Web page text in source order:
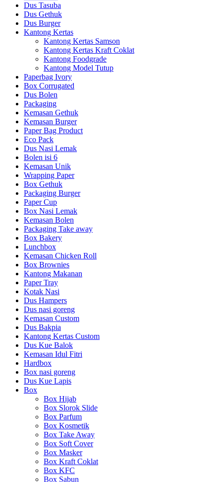
Dus Tasuba
Dus Gethuk
Dus Burger
Kantong Kertas
Kantong Kertas Samson
Kantong Kertas Kraft Coklat
Kantong Foodgrade
Kantong Model Tutup
Paperbag Ivory
Box Corrugated
Dus Bolen
Packaging
Kemasan Gethuk
Kemasan Burger
Paper Bag Product
Eco Pack
Dus Nasi Lemak
Bolen isi 6
Kemasan Unik
Wrapping Paper
Box Gethuk
Packaging Burger
Paper Cup
Box Nasi Lemak
Kemasan Bolen
Packaging Take away
Box Bakery
Lunchbox
Kemasan Chicken Roll
Box Brownies
Kantong Makanan
Paper Tray
Kotak Nasi
Dus Hampers
Dus nasi goreng
Kemasan Custom
Dus Bakpia
Kantong Kertas Custom
Dus Kue Balok
Kemasan Idul Fitri
Hardbox
Box nasi goreng
Dus Kue Lapis
Box
Box Hijab
Box Slorok Slide
Box Parfum
Box Kosmetik
Box Take Away
Box Soft Cover
Box Masker
Box Kraft Coklat
Box KFC
Box Sabun